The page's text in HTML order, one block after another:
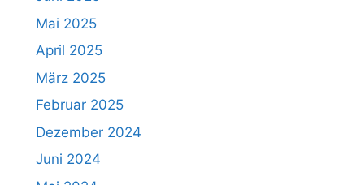
Mai 2025
April 2025
März 2025
Februar 2025
Dezember 2024
Juni 2024